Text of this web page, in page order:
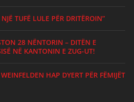
TUFË LULE PËR DRITËROIN”
28 NËNTORIN – DITËN E
NË KANTONIN E ZUG-UT!
HAP DYERT PËR FËMIJËT